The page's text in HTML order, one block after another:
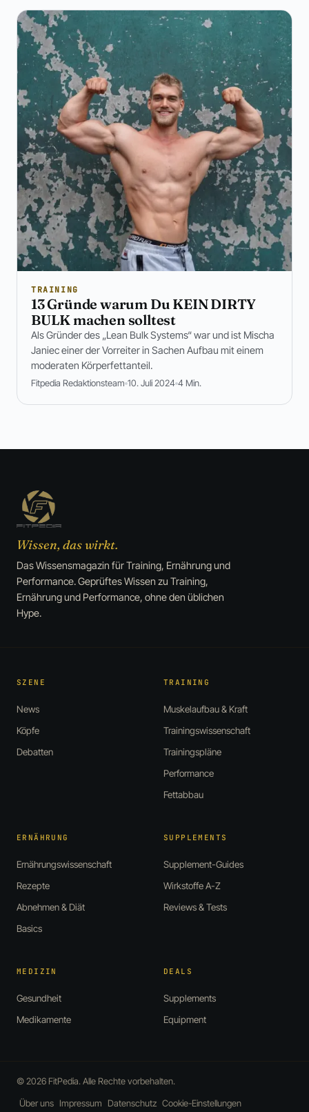
TRAINING
13 Gründe warum Du KEIN DIRTY
BULK machen solltest
Als Gründer des „Lean Bulk Systems“ war und ist Mischa
Janiec einer der Vorreiter in Sachen Aufbau mit einem
moderaten Körperfettanteil.
Fitpedia Redaktionsteam 10. Juli 2024 4 Min.
Wissen, das wirkt.
Das Wissensmagazin für Training, Ernährung und
Performance. Geprüftes Wissen zu Training,
Ernährung und Performance, ohne den üblichen
Hype.
SZENE
News
Köpfe
Debatten
TRAINING
Muskelaufbau & Kraft
Trainingswissenschaft
Trainingspläne
Performance
Fettabbau
ERNÄHRUNG
Ernährungswissenschaft
Rezepte
Abnehmen & Diät
Basics
SUPPLEMENTS
Supplement-Guides
Wirkstoffe A-Z
Reviews & Tests
MEDIZIN
Gesundheit
Medikamente
DEALS
Supplements
Equipment
© 2026 FitPedia. Alle Rechte vorbehalten.
Über uns Impressum Datenschutz Cookie-Einstellungen